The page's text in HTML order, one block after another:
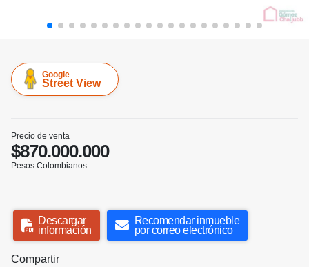
Google
Street View
Precio de venta
$870.000.000
Pesos Colombianos
Descargar
información
Recomendar inmueble
por correo electrónico
Compartir